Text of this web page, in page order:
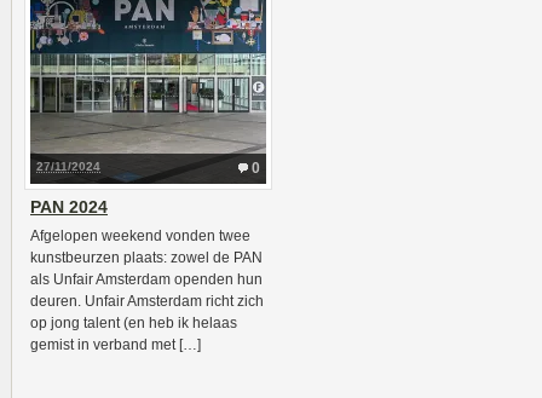
0
27/11/2024
PAN 2024
Afgelopen weekend vonden twee
kunstbeurzen plaats: zowel de PAN
als Unfair Amsterdam openden hun
deuren. Unfair Amsterdam richt zich
op jong talent (en heb ik helaas
gemist in verband met […]